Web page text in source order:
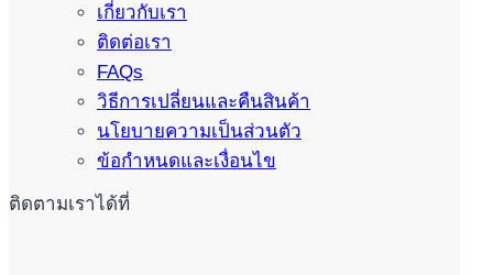
เกี่ยวกับเรา
ติดต่อเรา
FAQs
วิธีการเปลี่ยนและคืนสินค้า
นโยบายความเป็นส่วนตัว
ข้อกำหนดและเงื่อนไข
ติดตามเราได้ที่